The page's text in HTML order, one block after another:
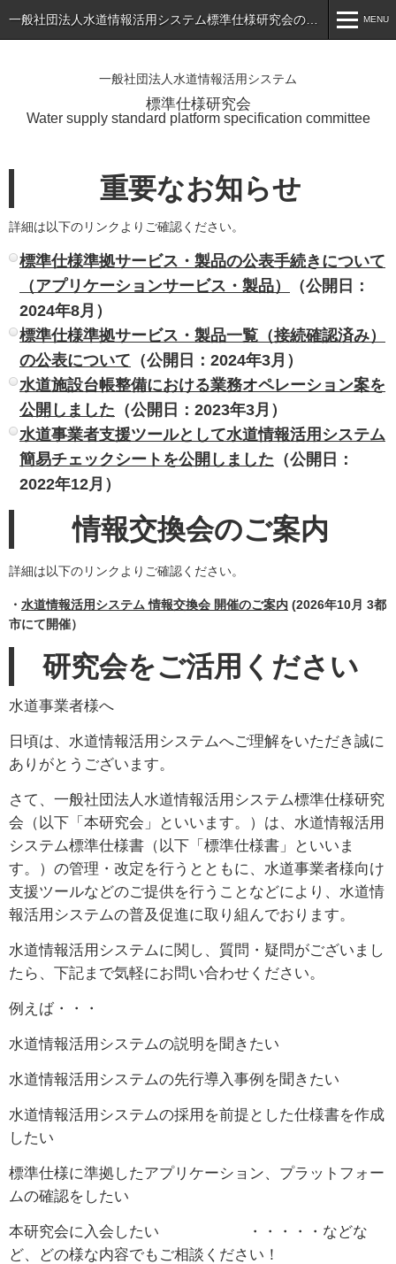
一般社団法人水道情報活用システム
標準仕様研究会
Water supply standard platform specification committee
MENU
標準仕様書（最新版）の公表
研究会について
アプリケーションサービス・製品一覧
重要なお知らせ
詳細は以下のリンクよりご確認ください。
標準仕様準拠サービス・製品の公表手続きについて
（アプリケーションサービス・製品）
（公開日：
2024年8月）
標準仕様準拠サービス・製品一覧（接続確認済み）
の公表について （公開日：2024年3月）
水道施設台帳整備における業務オペレーション案を
公開しました （公開日：2023年3月）
水道事業者支援ツールとして水道情報活用システム
簡易チェックシートを公開しました （公開日：
2022年12月）
情報交換会のご案内
詳細は以下のリンクよりご確認ください。
・ 水道情報活用システム 情報交換会 開催のご案内 (2026年10月 3都
市にて開催）
研究会をご活用ください
水道事業者様へ
日頃は、水道情報活用システムへご理解をいただき誠に
ありがとうございます。
さて、一般社団法人水道情報活用システム標準仕様研究
会（以下「本研究会」といいます。）は、水道情報活用
システム標準仕様書（以下「標準仕様書」といいま
す。）の管理・改定を行うとともに、水道事業者様向け
支援ツールなどのご提供を行うことなどにより、水道情
報活用システムの普及促進に取り組んでおります。
水道情報活用システムに関し、質問・疑問がございまし
たら、下記まで気軽にお問い合わせください。
例えば・・・
水道情報活用システムの説明を聞きたい
水道情報活用システムの先行導入事例を聞きたい
水道情報活用システムの採用を前提とした仕様書を作成
したい
標準仕様に準拠したアプリケーション、プラットフォー
ムの確認をしたい
本研究会に入会したい ・・・・・などな
ど、どの様な内容でもご相談ください！